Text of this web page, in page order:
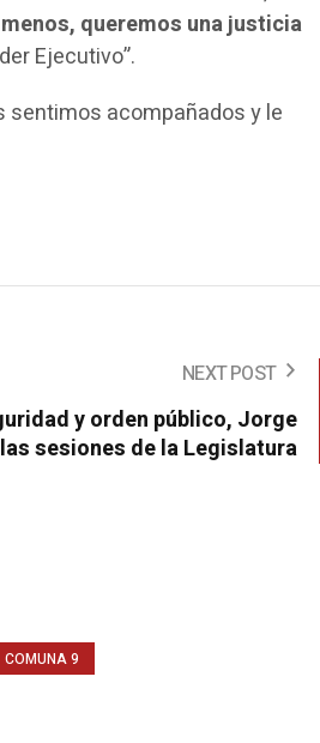
queremos una justicia
Ejecutivo”.
sentimos acompañados y le
NEXT POST
y orden público, Jorge
sesiones de la Legislatura
COMUNA 9